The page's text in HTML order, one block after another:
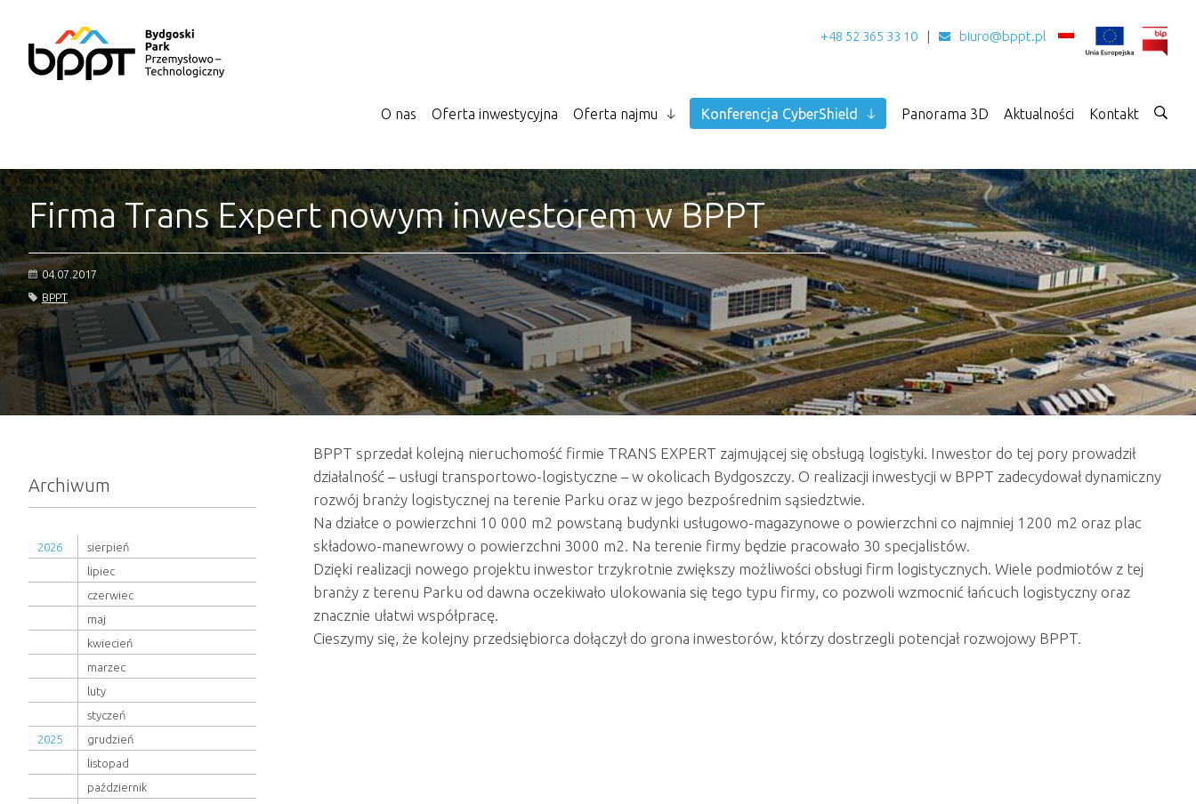
+48 52 365 33 10 biuro@bppt.pl
O nas Oferta inwestycyjna Oferta najmu Konferencja CyberShield Panorama 3D Aktualności Kontakt
Firma Trans Expert nowym inwestorem w BPPT
04.07.2017
BPPT
BPPT sprzedał kolejną nieruchomość firmie TRANS EXPERT zajmującej się obsługą logistyki. Inwestor do tej pory prowadził
działalność – usługi transportowo-logistyczne – w okolicach Bydgoszczy. O realizacji inwestycji w BPPT zadecydował dynamiczny
rozwój branży logistycznej na terenie Parku oraz w jego bezpośrednim sąsiedztwie.
Na działce o powierzchni 10 000 m2 powstaną budynki usługowo-magazynowe o powierzchni co najmniej 1200 m2 oraz plac
składowo-manewrowy o powierzchni 3000 m2. Na terenie firmy będzie pracowało 30 specjalistów.
Dzięki realizacji nowego projektu inwestor trzykrotnie zwiększy możliwości obsługi firm logistycznych. Wiele podmiotów z tej
branży z terenu Parku od dawna oczekiwało ulokowania się tego typu firmy, co pozwoli wzmocnić łańcuch logistyczny oraz
znacznie ułatwi współpracę.
Cieszymy się, że kolejny przedsiębiorca dołączył do grona inwestorów, którzy dostrzegli potencjał rozwojowy BPPT.
Archiwum
2026
sierpień
lipiec
czerwiec
maj
kwiecień
marzec
luty
styczeń
2025
grudzień
listopad
październik